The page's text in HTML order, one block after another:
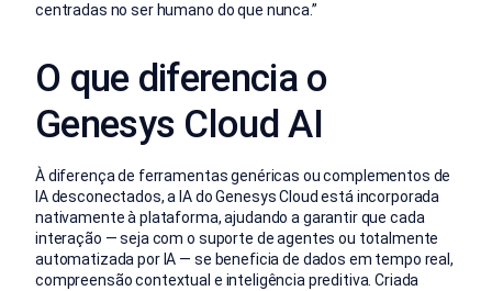
centradas no ser humano do que nunca.”
O que diferencia o
Genesys Cloud AI
À diferença de ferramentas genéricas ou complementos de
IA desconectados, a IA do Genesys Cloud está incorporada
nativamente à plataforma, ajudando a garantir que cada
interação — seja com o suporte de agentes ou totalmente
automatizada por IA — se beneficia de dados em tempo real,
compreensão contextual e inteligência preditiva. Criada